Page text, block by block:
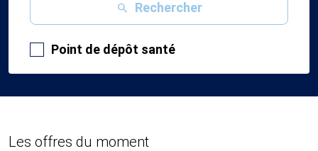
Rechercher
Point de dépôt santé
Les offres du moment